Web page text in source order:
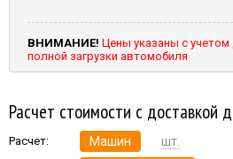
ВНИМАНИЕ! Цены указаны с
полной загрузки автомобиля
Расчет стоимости с доставкой
Расчет: Машин шт.